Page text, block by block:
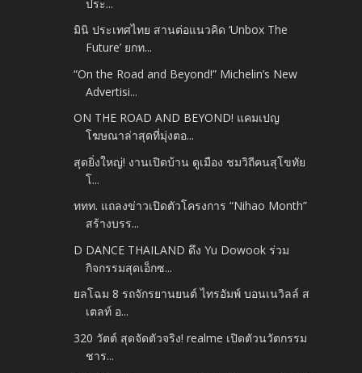
ประ...
มินิ ประเทศไทย สานต่อแนวคิด ‘Unbox The
Future’ ยกท...
“On the Road and Beyond!” Michelin’s New
Advertisi...
ON THE ROAD AND BEYOND! แคมเปญ
โฆษณาล่าสุดที่มุ่งตอ...
สุดยิ่งใหญ่! งานเปิดบ้าน ดูเมือง ชมวิถีคนสุโขทัย
โ...
ททท. แถลงข่าวเปิดตัวโครงการ “Nihao Month”
สร้างบรร...
D DANCE THAILAND ดึง Yu Dowook ร่วม
กิจกรรมสุดเอ็กซ...
ยลโฉม 8 รถจักรยานยนต์ ไทรอัมพ์ บอนเนวิลล์ ส
เตลท์ อ...
320 วัตต์ สุดจัดตัวจริง! realme เปิดตัวนวัตกรรม
ชาร...